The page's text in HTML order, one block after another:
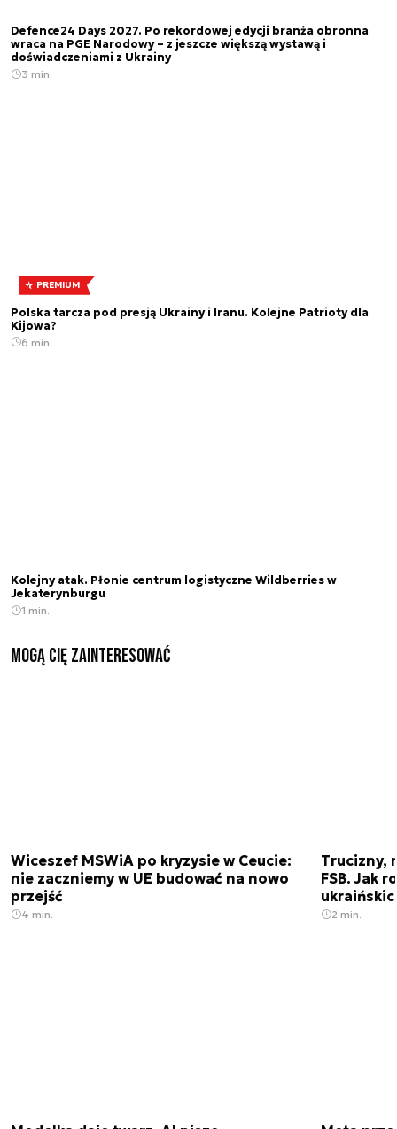
Defence24 Days 2027. Po rekordowej edycji branża obronna
wraca na PGE Narodowy – z jeszcze większą wystawą i
doświadczeniami z Ukrainy
3 min.
PREMIUM
Polska tarcza pod presją Ukrainy i Iranu. Kolejne Patrioty dla
Kijowa?
6 min.
Kolejny atak. Płonie centrum logistyczne Wildberries w
Jekaterynburgu
1 min.
Mogą Cię zainteresować
Wiceszef MSWiA po kryzysie w Ceucie:
nie zaczniemy w UE budować na nowo
przejść
4 min.
Trucizny,
FSB. Jak
2 min.